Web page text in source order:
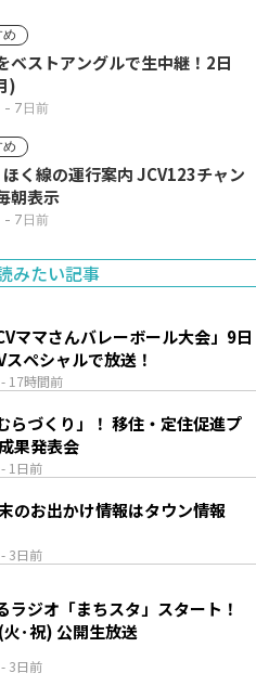
ベストアングルで生中継！2日
)
- 7日前
の運行案内 JCV123チャン
朝表示
- 7日前
みたい記事
- 17時間前
ママさんバレーボール大会」9日
ペシャルで放送！
- 1日前
らづくり」！ 移住・定住促進プ
果発表会
- 3日前
のお出かけ情報はタウン情報
- 3日前
ラジオ「まちスタ」スタート！
･祝) 公開生放送